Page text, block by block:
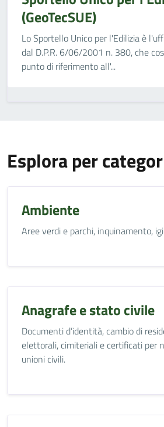
(GeoTecSUE)
Lo Sportello Unico per l'Edilizia è
dal D.P.R. 6/06/2001 n. 380, che
punto di riferimento all'...
Esplora per
Ambiente
Aree verdi e parchi, inquinamento,
Anagrafe e stato civile
Documenti d’identità, cambio di
elettorali, cimiteriali e certificati per
unioni civili.